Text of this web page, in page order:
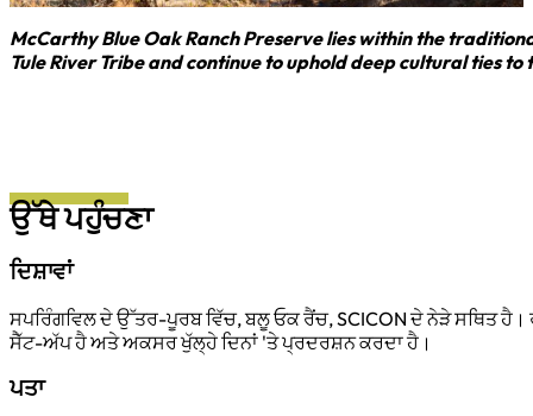
McCarthy Blue Oak Ranch Preserve lies within the
Tule River Tribe and continue to uphold deep cultural ties to
ਉੱਥੇ ਪਹੁੰਚਣਾ
ਦਿਸ਼ਾਵਾਂ
ਸਪਰਿੰਗਵਿਲ ਦੇ ਉੱਤਰ-ਪੂਰਬ ਵਿੱਚ, ਬਲੂ ਓਕ ਰੈਂਚ, SCICON ਦੇ ਨੇੜੇ ਸਥਿਤ
ਸੈੱਟ-ਅੱਪ ਹੈ ਅਤੇ ਅਕਸਰ ਖੁੱਲ੍ਹੇ ਦਿਨਾਂ 'ਤੇ ਪ੍ਰਦਰਸ਼ਨ ਕਰਦਾ ਹੈ।
ਪਤਾ